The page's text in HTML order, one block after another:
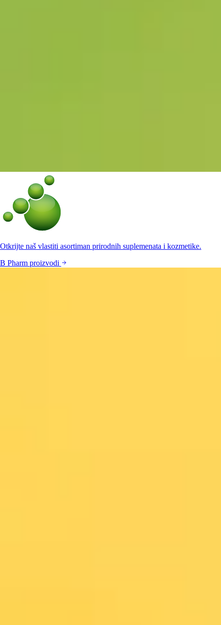
Otkrijte naš vlastiti asortiman prirodnih suplemenata i kozmetike.
B Pharm proizvodi